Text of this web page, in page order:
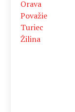
Orava
Považie
Turiec
Žilina